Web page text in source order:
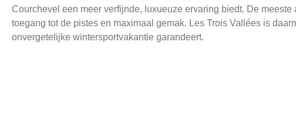
Courchevel een meer verfijnde, luxueuze ervaring biedt. De meeste
toegang tot de pistes en maximaal gemak. Les Trois Vallées is
onvergetelijke wintersportvakantie garandeert.